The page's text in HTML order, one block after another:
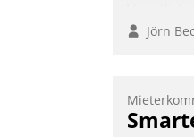
Jörn